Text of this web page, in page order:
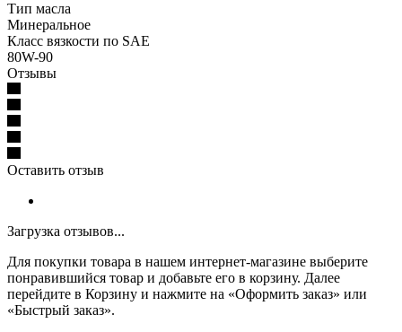
Тип масла
Минеральное
Класс вязкости по SAE
80W-90
Отзывы
Оставить отзыв
Загрузка отзывов...
Для покупки товара в нашем интернет-магазине выберите
понравившийся товар и добавьте его в корзину. Далее
перейдите в Корзину и нажмите на «Оформить заказ» или
«Быстрый заказ».